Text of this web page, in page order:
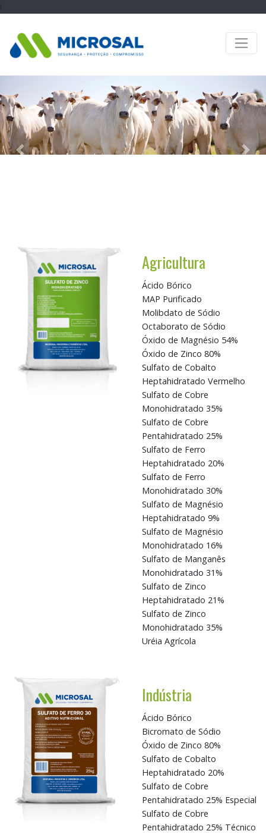
Previous Next
Agricultura
Ácido Bórico
MAP Purificado
Molibdato de Sódio
Octaborato de Sódio
Óxido de Magnésio 54%
Óxido de Zinco 80%
Sulfato de Cobalto
Heptahidratado Vermelho
Sulfato de Cobre
Monohidratado 35%
Sulfato de Cobre
Pentahidratado 25%
Sulfato de Ferro
Heptahidratado 20%
Sulfato de Ferro
Monohidratado 30%
Sulfato de Magnésio
Heptahidratado 9%
Sulfato de Magnésio
Monohidratado 16%
Sulfato de Manganês
Monohidratado 31%
Sulfato de Zinco
Heptahidratado 21%
Sulfato de Zinco
Monohidratado 35%
Uréia Agrícola
Indústria
Ácido Bórico
Bicromato de Sódio
Óxido de Zinco 80%
Sulfato de Cobalto
Heptahidratado 20%
Sulfato de Cobre
Pentahidratado 25% Especial
Sulfato de Cobre
Pentahidratado 25% Técnico